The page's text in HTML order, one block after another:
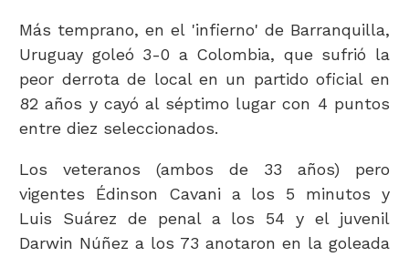
Más temprano, en el 'infierno' de Barranquilla,
Uruguay goleó 3-0 a Colombia, que sufrió la
peor derrota de local en un partido oficial en
82 años y cayó al séptimo lugar con 4 puntos
entre diez seleccionados.
Los veteranos (ambos de 33 años) pero
vigentes Édinson Cavani a los 5 minutos y
Luis Suárez de penal a los 54 y el juvenil
Darwin Núñez a los 73 anotaron en la goleada